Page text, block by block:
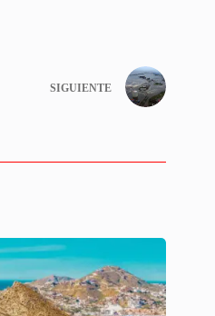
SIGUIENTE